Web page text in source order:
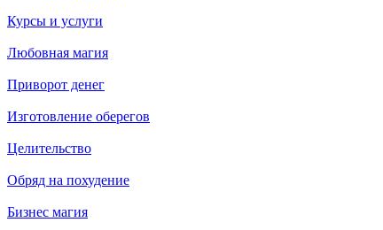
Курсы и услуги
Любовная магия
Приворот денег
Изготовление оберегов
Целительство
Обряд на похудение
Бизнес магия